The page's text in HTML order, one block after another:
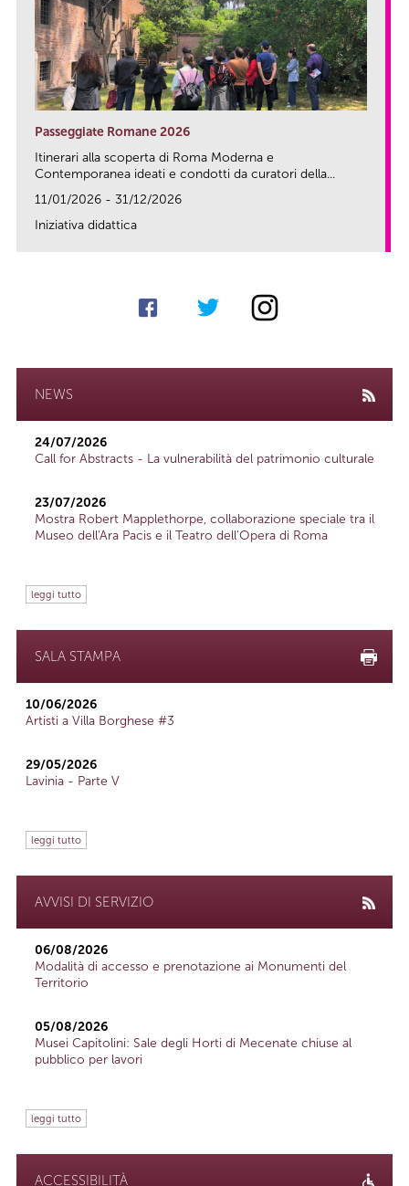
Passeggiate Romane 2026
Itinerari alla scoperta di Roma Moderna e
Contemporanea ideati e condotti da curatori della...
11/01/2026 - 31/12/2026
Iniziativa didattica
NEWS
24/07/2026
Call for Abstracts - La vulnerabilità del patrimonio culturale
23/07/2026
Mostra Robert Mapplethorpe, collaborazione speciale tra il
Museo dell'Ara Pacis e il Teatro dell'Opera di Roma
leggi tutto
SALA STAMPA
10/06/2026
Artisti a Villa Borghese #3
29/05/2026
Lavinia - Parte V
leggi tutto
AVVISI DI SERVIZIO
06/08/2026
Modalità di accesso e prenotazione ai Monumenti del
Territorio
05/08/2026
Musei Capitolini: Sale degli Horti di Mecenate chiuse al
pubblico per lavori
leggi tutto
ACCESSIBILITÀ